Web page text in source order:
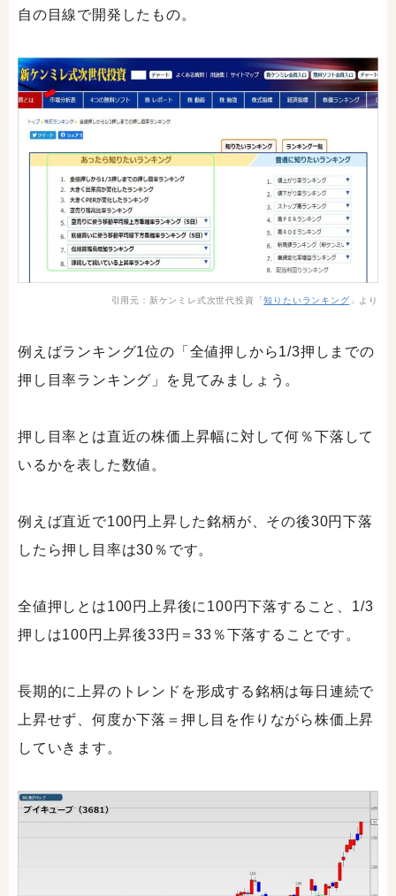
自の目線で開発したもの。
引用元：新ケンミレ式次世代投資「知りたいランキング 」より
例えばランキング1位の「全値押しから1/3押しまでの
押し目率ランキング」を見てみましょう。
押し目率とは直近の株価上昇幅に対して何％下落して
いるかを表した数値。
例えば直近で100円上昇した銘柄が、その後30円下落
したら押し目率は30％です。
全値押しとは100円上昇後に100円下落すること、1/3
押しは100円上昇後33円＝33％下落することです。
長期的に上昇のトレンドを形成する銘柄は毎日連続で
上昇せず、何度か下落＝押し目を作りながら株価上昇
していきます。